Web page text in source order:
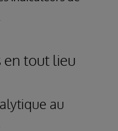
tout lieu
au